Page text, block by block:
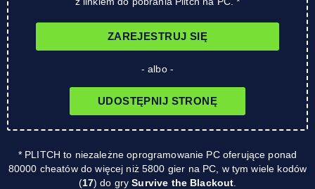
ZAREJESTRUJ SIĘ
- albo -
UDOSTĘPNIJ STRONĘ
* PLITCH to niezależne oprogramowanie PC oferujące ponad
80000 cheatów do więcej niż 5800 gier na PC, w tym wiele kodów
(17) do grySurvive the Blackout